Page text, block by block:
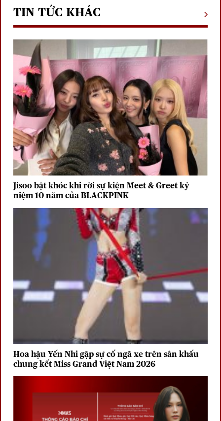
TIN TỨC KHÁC
Jisoo bật khóc khi rời sự kiện Meet & Greet kỷ
niệm 10 năm của BLACKPINK
Hoa hậu Yến Nhi gặp sự cố ngã xe trên sân khấu
chung kết Miss Grand Việt Nam 2026